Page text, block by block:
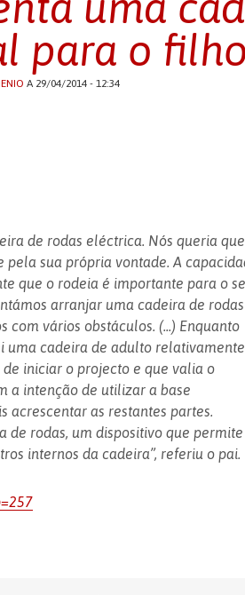
para o filho
A 29/04/2014 - 12:34
de rodas eléctrica. Nós queria que
sua própria vontade. A
que o rodeia é importante para o
arranjar uma cadeira de rodas
vários obstáculos. (...) Enquanto
uma cadeira de adulto relativamente
iniciar o projecto e que valia o
a intenção de utilizar a base
acrescentar as restantes partes.
de rodas, um dispositivo que permite
internos da cadeira”, referiu o pai.